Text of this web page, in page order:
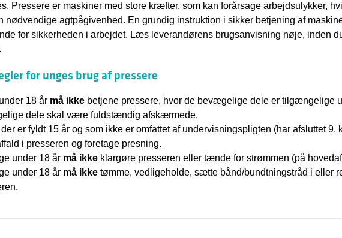
Pressere er maskiner med store kræfter, som kan forårsage arbejdsulykker,
nødvendige agtpågivenhed. En grundig instruktion i sikker betjening af
for sikkerheden i arbejdet. Læs leverandørens brugsanvisning nøje, inden
for unges brug af pressere
18 år må ikke betjene pressere, hvor de bevægelige dele er tilgængelige
dele skal være fuldstændig afskærmede.
er fyldt 15 år og som ikke er omfattet af undervisningspligten (har afsluttet 9.
i presseren og foretage presning.
under 18 år må ikke klargøre presseren eller tænde for strømmen (på
under 18 år må ikke tømme, vedligeholde, sætte bånd/bundtningstråd i eller